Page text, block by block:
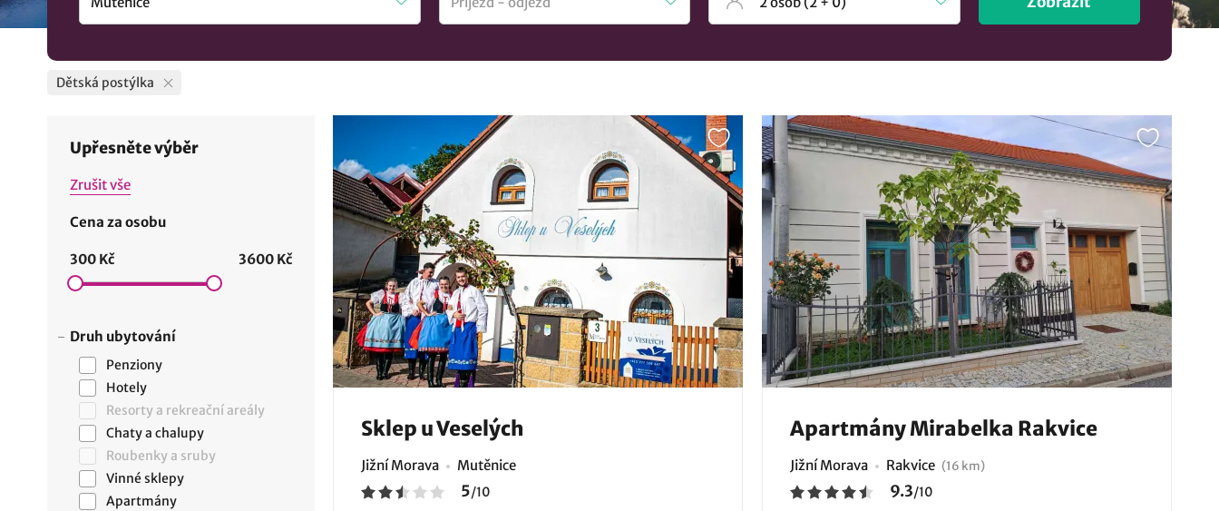
Dětská postýlka
Upřesněte výběr
Zrušit vše
Cena za osobu
300 Kč 3600 Kč
Druh ubytování
Penziony
Hotely
Resorty a rekreační areály
Chaty a chalupy
Roubenky a sruby
Vinné sklepy
Apartmány
Sklep u Veselých
Jižní Morava Mutěnice
5/10
Apartmány Mirabelka Rakvice
Jižní Morava Rakvice (16 km)
9.3/10